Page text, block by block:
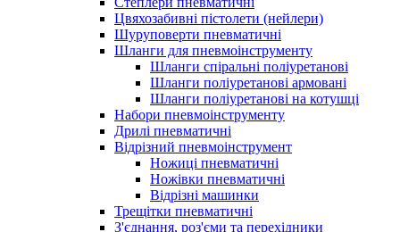
Цвяхозабивні пістолети (нейлери)
Шуруповерти пневматичні
Шланги для пневмоінструменту
Шланги спіральні поліуретанові
Шланги поліуретанові армовані
Шланги поліуретанові на котушці
Набори пневмоінструменту
Дрилі пневматичні
Відрізний пневмоінструмент
Ножиці пневматичні
Ножівки пневматичні
Відрізні машинки
Трещітки пневматичні
З'єднання, роз'єми та перехідники